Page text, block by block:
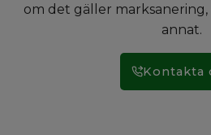
om det gäller
annat.
Kontakta